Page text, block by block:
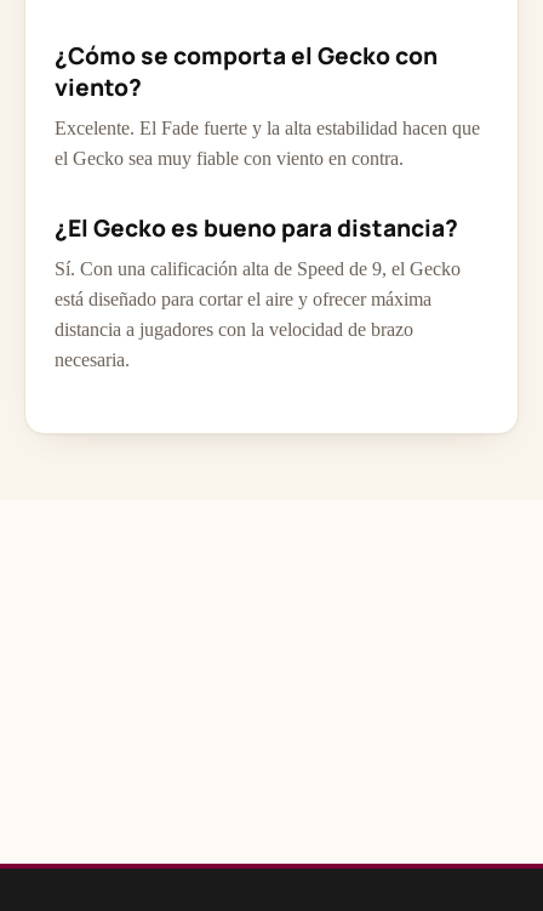
¿Cómo se comporta el Gecko con
viento?
Excelente. El Fade fuerte y la alta estabilidad hacen que
el Gecko sea muy fiable con viento en contra.
¿El Gecko es bueno para distancia?
Sí. Con una calificación alta de Speed de 9, el Gecko
está diseñado para cortar el aire y ofrecer máxima
distancia a jugadores con la velocidad de brazo
necesaria.